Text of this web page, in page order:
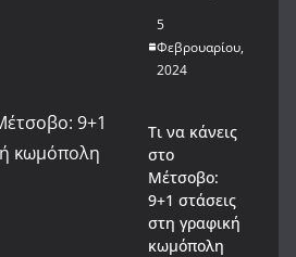
5
Φεβρουαρίου,
2024
Τι να κάνεις
στο
Μέτσοβο:
9+1 στάσεις
στη γραφική
κωμόπολη